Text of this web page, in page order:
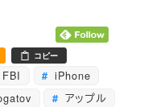
コピー
FBI
iPhone
アップル